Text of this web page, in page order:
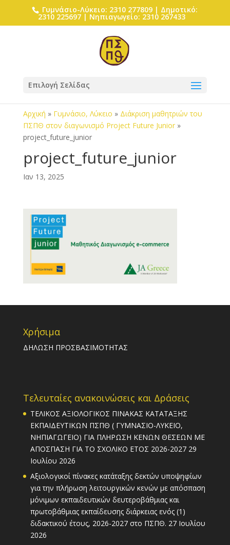
Γυμνάσιο-Λύκειο: 2310 277809 | Δημοτικό:
2310 225697 | Νηπιαγωγείο: 2310 267433
Επιλογή Σελίδας
Αρχική » Γυμνάσιο, Λύκειο » Διάκριση μαθητριών του
ΠΣΠΘ στον διαγωνισμό Project Future Junior»
project_future_junior
project_future_junior
Ιαν 13, 2025
Χρήσιμα
ΔΗΛΩΣΗ ΠΡΟΣΒΑΣΙΜΟΤΗΤΑΣ
Τελευταίες ανακοινώσεις και Δράσεις
ΤΕΛΙΚΟΣ ΑΞΙΟΛΟΓΙΚΟΣ ΠΙΝΑΚΑΣ ΚΑΤΑΤΑΞΗΣ
ΕΚΠΑΙΔΕΥΤΙΚΩΝ ΠΣΠΘ ( ΓΥΜΝΑΣΙΟ-ΛΥΚΕΙΟ,
ΝΗΠΙΑΓΩΓΕΙΟ) ΓΙΑ ΠΛΗΡΩΣΗ ΚΕΝΩΝ ΘΕΣΕΩΝ ΜΕ
ΑΠΟΣΠΑΣΗ ΓΙΑ ΤΟ ΣΧΟΛΙΚΟ ΕΤΟΣ 2026-2027 29
Ιουλίου 2026
Αξιολογικοί πίνακες κατάταξης δεκτών υποψηφίων
για την πλήρωση λειτουργικών κενών με απόσπαση
μόνιμων εκπαιδευτικών δευτεροβάθμιας και
πρωτοβάθμιας εκπαίδευσης διάρκειας ενός (1)
διδακτικού έτους, 2026-2027 στο ΠΣΠΘ. 27 Ιουλίου
2026